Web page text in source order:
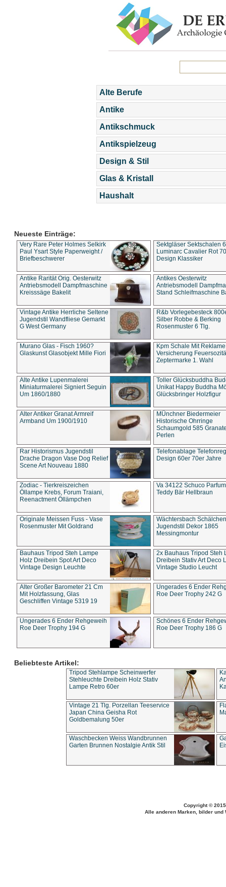
Alte Berufe
Antike
Antikschmuck
Antikspielzeug
Design & Stil
Glas & Kristall
Haushalt
Neueste Einträge:
Very Rare Peter Holmes Selkirk
Paul Ysart Style Paperweight /
Briefbeschwerer
Sektgläser Sektschalen
Luminarc Cavalier Rot
Design Klassiker
Antike Rarität Orig. Oesterwitz
Antriebsmodell Dampfmaschine
Kreisssäge Bakelit
Antikes Oesterwitz
Antriebsmodell
Stand Schleifmaschine
Vintage Antike Herrliche Seltene
Jugendstil Wandfliese Gemarkt
G West Germany
R&b Vorlegebesteck
Silber Robbe & Berking
Rosenmuster 6 Tlg.
Murano Glas - Fisch 1960?
Glaskunst Glasobjekt Mille Fiori
Kpm Schale Mit Reklame
Versicherung
Zeptermarke 1. Wahl
Alte Antike Lupenmalerei
Miniaturmalerei Signiert Seguin
Um 1860/1880
Toller Glücksbuddha
Unikat Happy Buddha
Glücksbringer Holzfigur
Alter Antiker Granat Armreif
Armband Um 1900/1910
MÜnchner Biedermeier
Historische Ohrringe
Schaumgold 585
Perlen
Rar Historismus Jugendstil
Drache Dragon Vase Dog Relief
Scene Art Nouveau 1880
Telefonablage
Design 60er 70er Jahre
Zodiac - Tierkreiszeichen
Öllampe Krebs, Forum Traiani,
Reenactment Öllämpchen
Va 34122 Schuco
Teddy Bär Hellbraun
Originale Meissen Fuss - Vase
Rosenmuster Mit Goldrand
Wächtersbach Schälchen
Jugendstil Dekor 1865
Messingmontur
Bauhaus Tripod Steh Lampe
Holz Dreibein Spot Art Deco
Vintage Design Leuchte
2x Bauhaus Tripod Steh
Dreibein Stativ Art Deco
Vintage Studio Leucht
Alter Großer Barometer 21 Cm
Mit Holzfassung, Glas
Geschliffen Vintage 5319 19
Ungerades 6 Ender
Roe Deer Trophy 242 G
Ungerades 6 Ender Rehgeweih
Roe Deer Trophy 194 G
Schönes 6 Ender
Roe Deer Trophy 186 G
Beliebteste Artikel:
Tripod Stehlampe Scheinwerfer
Stehleuchte Dreibein Holz Stativ
Lampe Retro 60er
Vintage 21 Tlg. Porzellan Teeservice
Japan China Geisha Rot
Goldbemalung 50er
Waschbecken Weiss Wandbrunnen
Garten Brunnen Nostalgie Antik Stil
Copyright ©
Alle anderen Marken, bilder und